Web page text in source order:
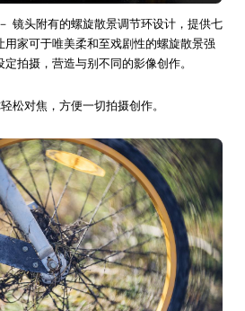
－ 镜头附有的螺旋散景调节环设计，提供七
用家可于唯美柔和至戏剧性的螺旋散景强
拍摄，营造与别不同的影像创作。
松对焦，方便一切拍摄创作。